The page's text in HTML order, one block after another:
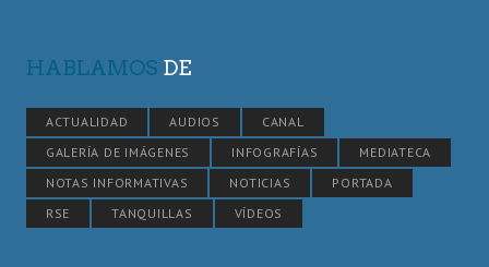
HABLAMOS DE
ACTUALIDAD AUDIOS
CANAL
GALERÍA DE IMÁGENES
INFOGRAFÍAS
MEDIATECA
NOTAS INFORMATIVAS
NOTICIAS
PORTADA
RSE
TANQUILLAS VÍDEOS